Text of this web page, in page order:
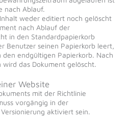
nach Ablauf.
weder editiert noch gelöscht
nach Ablauf der
in den Standardpapierkorb
Benutzer seinen Papierkorb leert,
endgültigen Papierkorb. Nach
wird das Dokument gelöscht.
Website
mit der Richtlinie
vorgängig in der
aktiviert sein.